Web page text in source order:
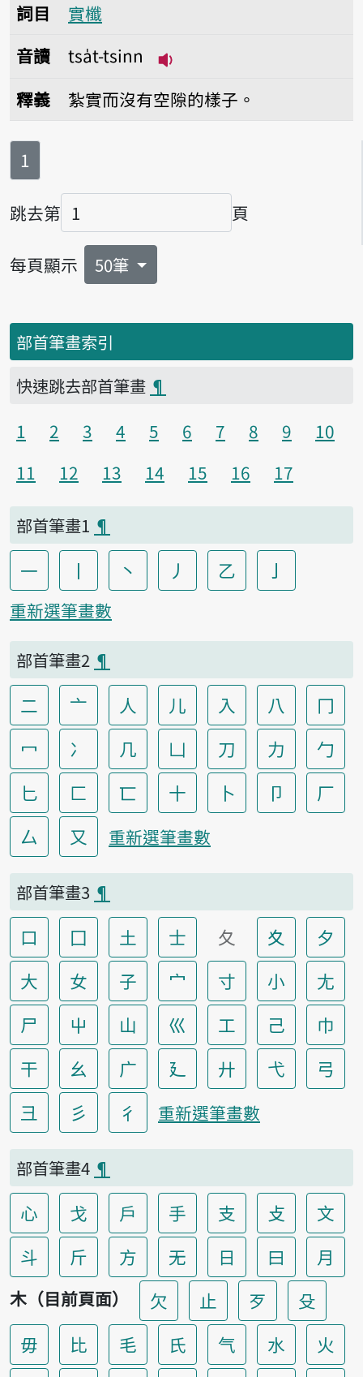
詞目
實櫼
音讀
tsa̍t-tsinn
釋義 紮實而沒有空隙的樣子。
第
1
跳去第
頁碼
頁
每頁顯示 50筆
部首筆畫索引
快速跳去部首筆畫 ¶
1
2 3 4 5 6 7 8 9
10
11
12 13 14 15 16 17
部首筆畫1 ¶
一 丨 丶 丿 乙 亅
重新選筆畫數
部首筆畫2 ¶
二 亠 人 儿 入 八
冂
冖
冫 几 凵 刀 力
勹
匕
匚 匸 十 卜 卩
厂
厶
又 重新選筆畫數
部首筆畫3 ¶
口 囗 土 士 夂 夊
夕
大
女 子 宀 寸 小
尢
尸
屮 山 巛 工 己
巾
干
幺 广 廴 廾 弋
弓
彐
彡 彳 重新選筆畫數
部首筆畫4 ¶
心 戈 戶 手 支 攴
文
斗
斤 方 无 日 曰 月
木（目前頁面） 欠 止 歹
殳
毋
比 毛 氏 气 水
火